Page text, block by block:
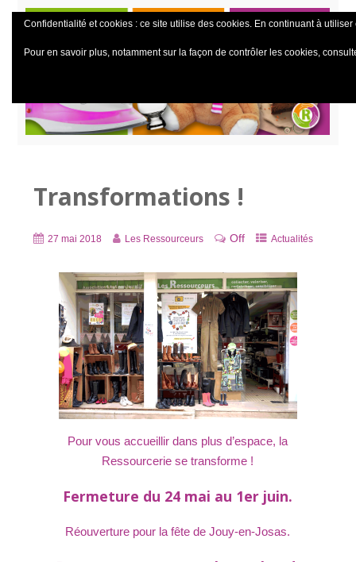
Transformations !
27 mai 2018 Les Ressourceurs Off Actualités
Pour vous accueillir dans plus d’espace, la
Ressourcerie se transforme !
Fermeture du 24 mai au 1er juin.
Réouverture pour la fête de Jouy-en-Josas.
Confidentialité et cookies : ce site utilise des cookies. En continuant à
Pour en savoir plus, notamment sur la façon de contrôler les cookies,